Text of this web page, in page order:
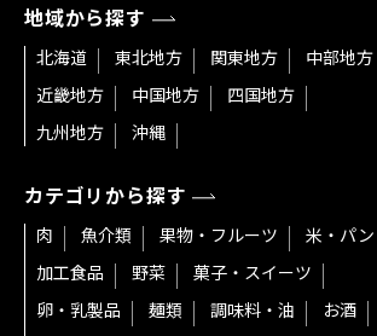
地域から探す
北海道 東北地方 関東地方
中部地方
近畿地方
中国地方
四国地方
九州地方
沖縄
カテゴリから探す
肉 魚介類 果物・フルーツ
米・パン
加工食品
野菜
菓子・スイーツ
卵・乳製品
麺類 調味料・油
お酒